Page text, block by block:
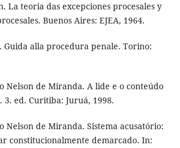
La teoria das excepciones procesales y
Buenos Aires: EJEA, 1964.
Guida alla procedura penale. Torino:
Nelson de Miranda. A lide e o conteúdo
3. ed. Curitiba: Juruá, 1998.
Nelson de Miranda. Sistema acusatório:
constitucionalmente demarcado. In: